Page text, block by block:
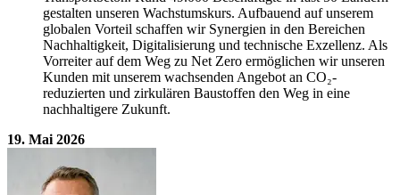
gestalten unseren Wachstumskurs. Aufbauend auf unserem
globalen Vorteil schaffen wir Synergien in den Bereichen
Nachhaltigkeit, Digitalisierung und technische Exzellenz. Als
Vorreiter auf dem Weg zu Net Zero ermöglichen wir unseren
Kunden mit unserem wachsenden Angebot an CO₂-
reduzierten und zirkulären Baustoffen den Weg in eine
nachhaltigere Zukunft.
19. Mai 2026